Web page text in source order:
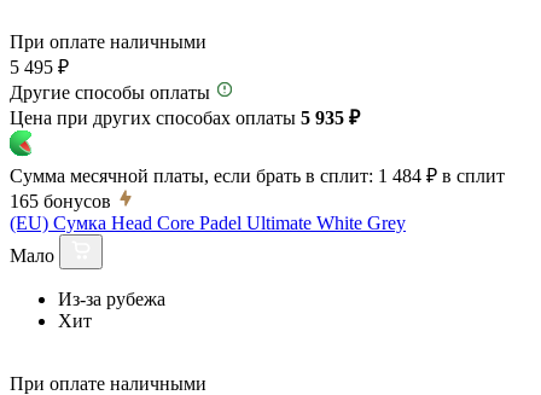
При оплате наличными
5 495 ₽
Другие способы оплаты
Цена при других способах оплаты 5 935 ₽
Сумма месячной платы, если брать в сплит: 1 484 ₽ в сплит
165 бонусов
(EU) Сумка Head Core Padel Ultimate White Grey
Мало
Из-за рубежа
Хит
При оплате наличными